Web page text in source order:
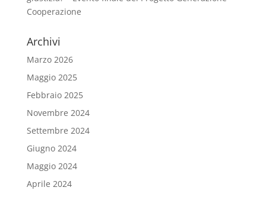
Cooperazione
Archivi
Marzo 2026
Maggio 2025
Febbraio 2025
Novembre 2024
Settembre 2024
Giugno 2024
Maggio 2024
Aprile 2024